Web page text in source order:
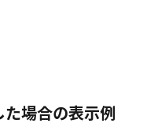
場合の表示例